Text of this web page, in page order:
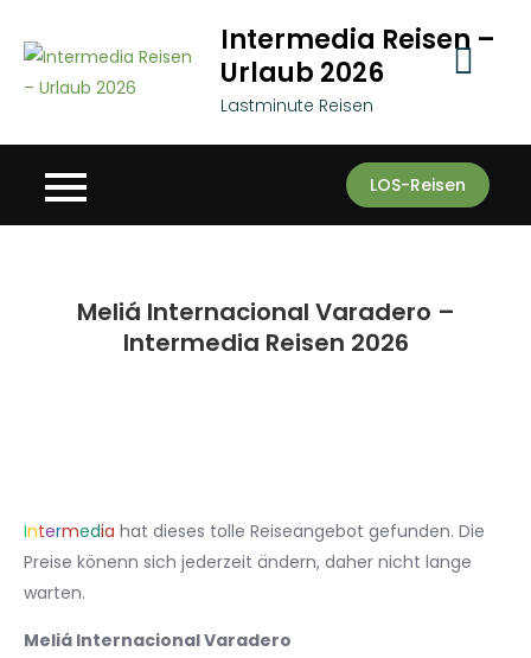
content
Intermedia Reisen –
Urlaub 2026
Lastminute Reisen
LOS-Reisen
Meliá Internacional Varadero –
Intermedia Reisen 2026
Intermedia hat dieses tolle Reiseangebot gefunden. Die
Preise könenn sich jederzeit ändern, daher nicht lange
warten.
Meliá Internacional Varadero